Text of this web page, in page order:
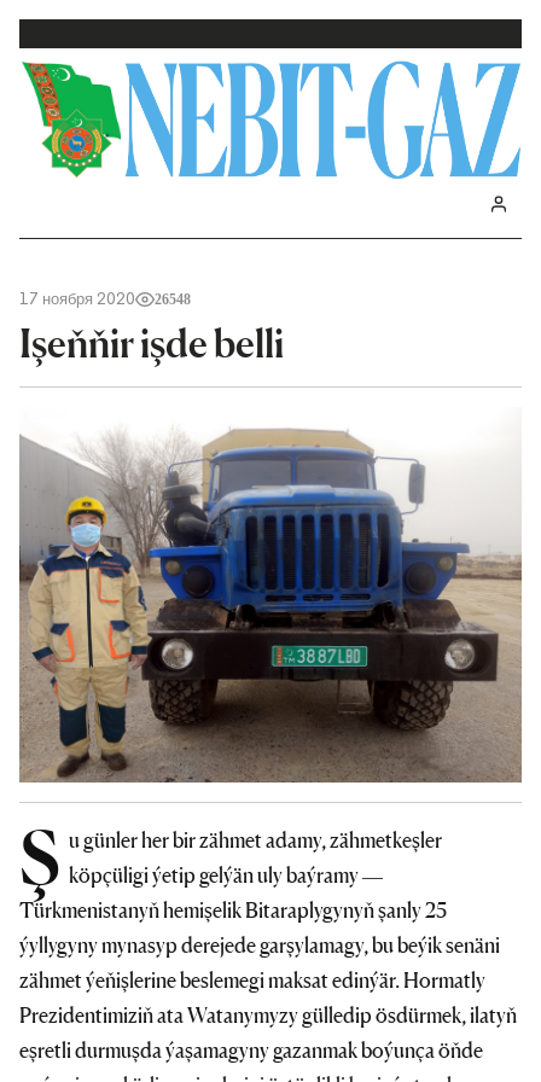
17 ноября 2020 26548
Işeňňir işde belli
Ş u günler her bir zähmet adamy, zähmetkeşler
köpçüligi ýetip gelýän uly baýramy —
Türkmenistanyň hemişelik Bitaraplygynyň şanly 25
ýyllygyny mynasyp derejede garşylamagy, bu beýik senäni
zähmet ýeňişlerine beslemegi maksat edinýär. Hormatly
Prezidentimiziň ata Watanymyzy gülledip ösdürmek, ilatyň
eşretli durmuşda ýaşamagyny gazanmak boýunça öňde